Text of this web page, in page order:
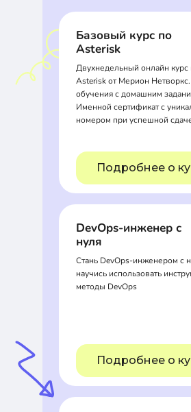
Базовый курс по
Asterisk
Двухнедельный онлайн курс
Asterisk от Мерион
обучения с домашним
Именной сертификат с
номером при успешной
Подробнее о
DevOps-инженер с
нуля
Стань DevOps-инженером с
научись использовать
методы DevOps
Подробнее о